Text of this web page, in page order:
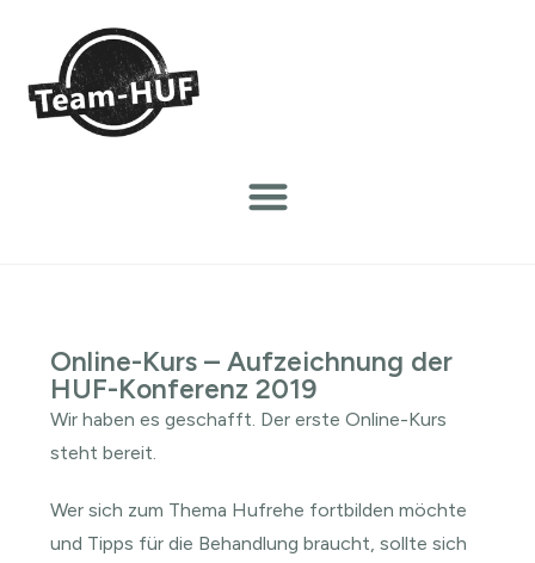
Online-Kurs – Aufzeichnung der
HUF-Konferenz 2019
Wir haben es geschafft. Der erste Online-Kurs
steht bereit.
Wer sich zum Thema Hufrehe fortbilden möchte
und Tipps für die Behandlung braucht, sollte sich